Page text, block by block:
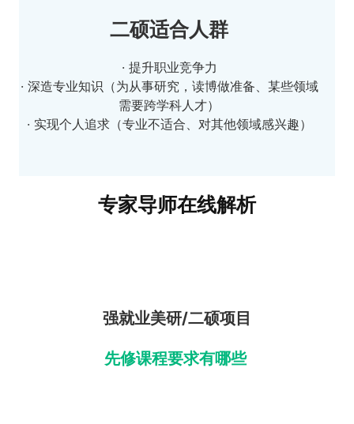
二硕适合人群
· 提升职业竞争力
· 深造专业知识（为从事研究，读博做准备、某些领域
需要跨学科人才）
· 实现个人追求（专业不适合、对其他领域感兴趣）
专家导师在线解析
强就业美研/二硕项目
先修课程要求有哪些